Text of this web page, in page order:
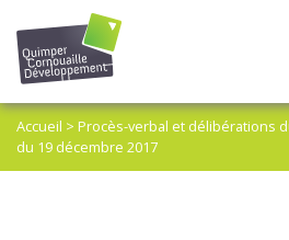
Accueil > Procès-verbal et délibérations
du 19 décembre 2017